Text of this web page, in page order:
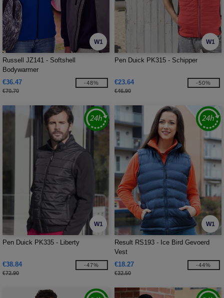
W1
Russell JZ141 - Softshell
Bodywarmer
€36.47
€70.70
-48%
W1
Pen Duick PK315 - Schipper
€23.64
€46.90
-50%
W1
Pen Duick PK335 - Liberty
€38.84
€72.90
-47%
W1
Result RS193 - Ice Bird Gevoerd
Vest
€18.27
€32.50
-44%